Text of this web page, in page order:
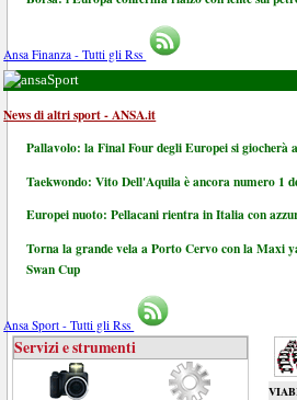
Ansa Finanza - Tutti gli Rss
Sport
News di altri sport - ANSA.it
Pallavolo: la Final Four degli Europei si giocherà
Taekwondo: Vito Dell'Aquila è ancora numero 1
Europei nuoto: Pellacani rientra in Italia con
Torna la grande vela a Porto Cervo con la Maxi
Swan Cup
Ansa Sport - Tutti gli Rss
Servizi e strumenti